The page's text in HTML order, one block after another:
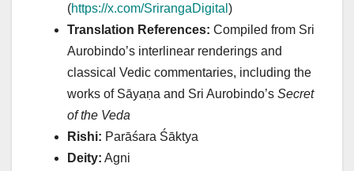
(https://x.com/SrirangaDigital )
Translation References: Compiled from Sri
Aurobindo’s interlinear renderings and
classical Vedic commentaries, including the
works of Sāyaṇa and Sri Aurobindo’s Secret
of the Veda
Rishi: Parāśara Śāktya
Deity: Agni